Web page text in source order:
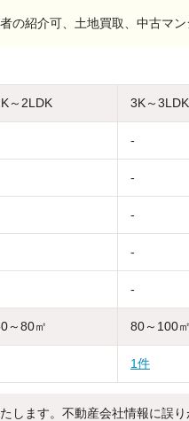
の紹介可、土地買取、中古マ
～2LDK 3K～3LDK
-
-
-
-
-
～80㎡ 80～100㎡
1件
します。不動産会社情報に誤